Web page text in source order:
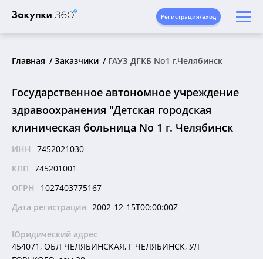
Регистрация/вход
Главная Заказчики ГАУЗ ДГКБ No1 г.Челябинск
Государственное автономное учреждение
здравоохранения "Детская городская
клиническая больница No 1 г. Челябинск
ИНН
7452021030
КПП 745201001
ОГРН
1027403775167
Дата регистрации 2002-12-15T00:00:00Z
Юридический адрес
454071, ОБЛ ЧЕЛЯБИНСКАЯ, Г ЧЕЛЯБИНСК, УЛ